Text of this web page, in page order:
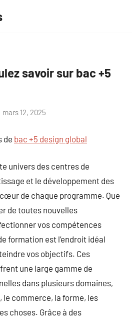
savoir sur bac +5
mars 12, 2025
de bac +5 design global
univers des centres de
et le développement des
de chaque programme. Que
de toutes nouvelles
vos compétences
formation est l’endroit idéal
vos objectifs. Ces
une large gamme de
dans plusieurs domaines,
commerce, la forme, les
choses. Grâce à des